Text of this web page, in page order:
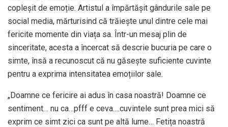
copleșit de emoție. Artistul a împărtășit gândurile sale pe
social media, mărturisind că trăiește unul dintre cele mai
fericite momente din viața sa. Într-un mesaj plin de
sinceritate, acesta a încercat să descrie bucuria pe care o
simte, însă a recunoscut că nu găsește suficiente cuvinte
pentru a exprima intensitatea emoțiilor sale.
„Doamne ce fericire ai adus în casa noastră! Doamne ce
sentiment… nu ca…pfff e ceva….cuvintele sunt prea mici să
exprim ce simt zici ca sunt pe altă lume… Fetița noastră